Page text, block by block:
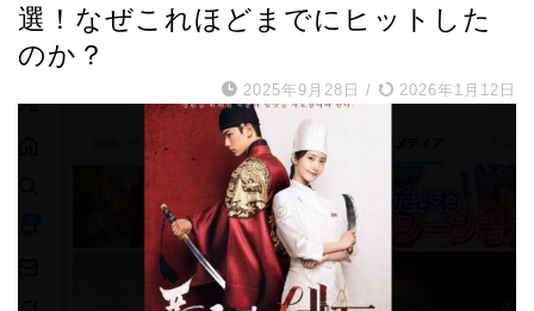
選！なぜこれほどまでにヒットした
のか？
2025年9月28日 / 2026年1月12日